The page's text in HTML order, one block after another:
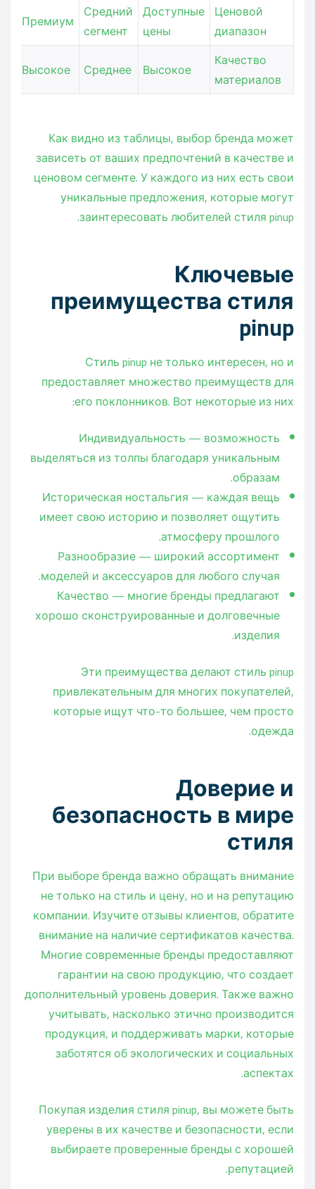
Ценовой
диапазон
Доступные
цены
Средний
сегмент
Премиум
Качество
материалов
Высокое
Среднее
Высокое
Как видно из таблицы, выбор бренда может
зависеть от ваших предпочтений в качестве и
ценовом сегменте. У каждого из них есть свои
уникальные предложения, которые могут
заинтересовать любителей стиля pinup.
Ключевые
преимущества стиля
pinup
Стиль pinup не только интересен, но и
предоставляет множество преимуществ для
его поклонников. Вот некоторые из них:
Индивидуальность — возможность
выделяться из толпы благодаря уникальным
образам.
Историческая ностальгия — каждая вещь
имеет свою историю и позволяет ощутить
атмосферу прошлого.
Разнообразие — широкий ассортимент
моделей и аксессуаров для любого случая.
Качество — многие бренды предлагают
хорошо сконструированные и долговечные
изделия.
Эти преимущества делают стиль pinup
привлекательным для многих покупателей,
которые ищут что-то большее, чем просто
одежда.
Доверие и
безопасность в мире
стиля
При выборе бренда важно обращать внимание
не только на стиль и цену, но и на репутацию
компании. Изучите отзывы клиентов, обратите
внимание на наличие сертификатов качества.
Многие современные бренды предоставляют
гарантии на свою продукцию, что создает
дополнительный уровень доверия. Также важно
учитывать, насколько этично производится
продукция, и поддерживать марки, которые
заботятся об экологических и социальных
аспектах.
Покупая изделия стиля pinup, вы можете быть
уверены в их качестве и безопасности, если
выбираете проверенные бренды с хорошей
репутацией.